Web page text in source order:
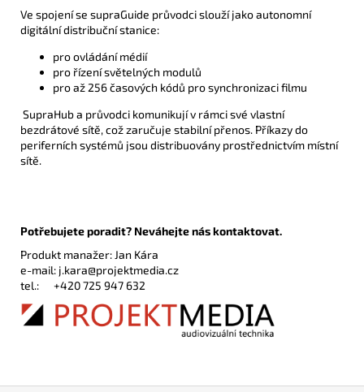
Ve spojení se supraGuide průvodci slouží jako autonomní
digitální distribuční stanice:
pro ovládání médií
pro řízení světelných modulů
pro až 256 časových kódů pro synchronizaci filmu
SupraHub a průvodci komunikují v rámci své vlastní
bezdrátové sítě, což zaručuje stabilní přenos. Příkazy do
periferních systémů jsou distribuovány prostřednictvím místní
sítě.
Potřebujete poradit? Neváhejte nás kontaktovat.
Produkt manažer: Jan Kára
e-mail: j.kara@projektmedia.cz
tel.: +420 725 947 632